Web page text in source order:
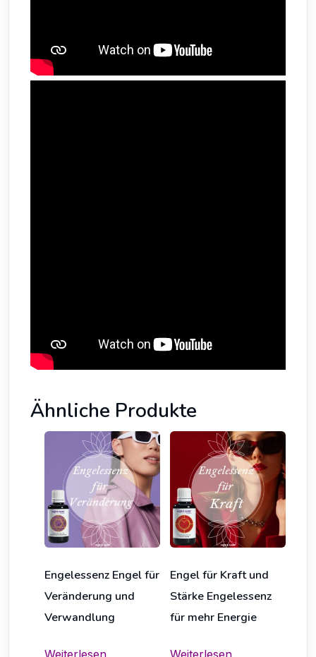
Ähnliche Produkte
Engelessenz Engel für
Veränderung und
Verwandlung
Weiterlesen
Engel für Kraft und
Stärke Engelessenz
für mehr Energie
Weiterlesen